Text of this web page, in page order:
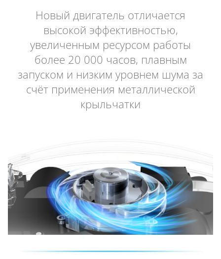
Новый двигатель отличается
высокой эффективностью,
увеличенным ресурсом работы
более 20 000 часов, плавным
запуском и низким уровнем шума за
счёт применения металлической
крыльчатки